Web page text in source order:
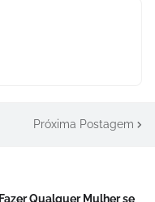
Próxima Postagem
Qualquer Mulher se